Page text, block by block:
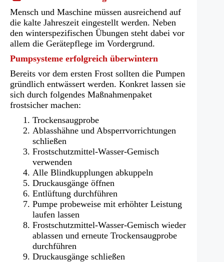
in
einem
neuen
Tab)
Mensch und Maschine müssen ausreichend auf
die kalte Jahreszeit eingestellt werden. Neben
den winterspezifischen Übungen steht dabei vor
allem die Gerätepflege im Vordergrund.
Pumpsysteme erfolgreich überwintern
Bereits vor dem ersten Frost sollten die Pumpen
gründlich entwässert werden. Konkret lassen sie
sich durch folgendes Maßnahmenpaket
frostsicher machen:
Trockensaugprobe
Ablasshähne und Absperrvorrichtungen
schließen
Frostschutzmittel-Wasser-Gemisch
verwenden
Alle Blindkupplungen abkuppeln
Druckausgänge öffnen
Entlüftung durchführen
Pumpe probeweise mit erhöhter Leistung
laufen lassen
Frostschutzmittel-Wasser-Gemisch wieder
ablassen und erneute Trockensaugprobe
durchführen
Druckausgänge schließen